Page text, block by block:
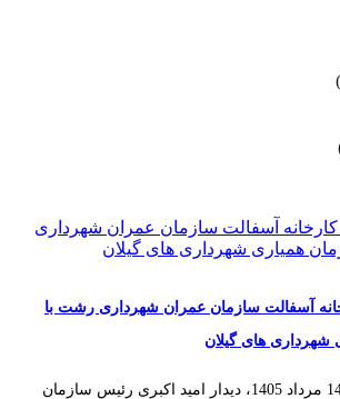
آسفالت سازمان عمران شهرداری رشت با
شهرداری های گیلان
پیش از ظهر چهارشنبه 14 مرداد 1405، دیدار امید اکبری رئیس سازمان